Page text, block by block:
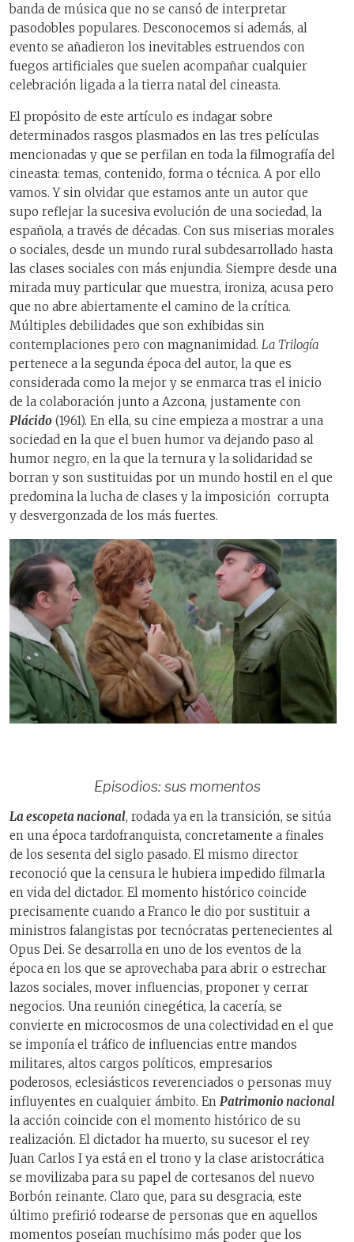
banda de música que no se cansó de interpretar
pasodobles populares. Desconocemos si además, al
evento se añadieron los inevitables estruendos con
fuegos artificiales que suelen acompañar cualquier
celebración ligada a la tierra natal del cineasta.
El propósito de este artículo es indagar sobre
determinados rasgos plasmados en las tres películas
mencionadas y que se perfilan en toda la filmografía del
cineasta: temas, contenido, forma o técnica. A por ello
vamos. Y sin olvidar que estamos ante un autor que
supo reflejar la sucesiva evolución de una sociedad, la
española, a través de décadas. Con sus miserias morales
o sociales, desde un mundo rural subdesarrollado hasta
las clases sociales con más enjundia. Siempre desde una
mirada muy particular que muestra, ironiza, acusa pero
que no abre abiertamente el camino de la crítica.
Múltiples debilidades que son exhibidas sin
contemplaciones pero con magnanimidad. La Trilogía
pertenece a la segunda época del autor, la que es
considerada como la mejor y se enmarca tras el inicio
de la colaboración junto a Azcona, justamente con
Plácido (1961). En ella, su cine empieza a mostrar a una
sociedad en la que el buen humor va dejando paso al
humor negro, en la que la ternura y la solidaridad se
borran y son sustituidas por un mundo hostil en el que
predomina la lucha de clases y la imposición corrupta
y desvergonzada de los más fuertes.
Episodios: sus momentos
La escopeta nacional, rodada ya en la transición, se sitúa
en una época tardofranquista, concretamente a finales
de los sesenta del siglo pasado. El mismo director
reconoció que la censura le hubiera impedido filmarla
en vida del dictador. El momento histórico coincide
precisamente cuando a Franco le dio por sustituir a
ministros falangistas por tecnócratas pertenecientes al
Opus Dei. Se desarrolla en uno de los eventos de la
época en los que se aprovechaba para abrir o estrechar
lazos sociales, mover influencias, proponer y cerrar
negocios. Una reunión cinegética, la cacería, se
convierte en microcosmos de una colectividad en el que
se imponía el tráfico de influencias entre mandos
militares, altos cargos políticos, empresarios
poderosos, eclesiásticos reverenciados o personas muy
influyentes en cualquier ámbito. En Patrimonio nacional
la acción coincide con el momento histórico de su
realización. El dictador ha muerto, su sucesor el rey
Juan Carlos I ya está en el trono y la clase aristocrática
se movilizaba para su papel de cortesanos del nuevo
Borbón reinante. Claro que, para su desgracia, este
último prefirió rodearse de personas que en aquellos
momentos poseían muchísimo más poder que los